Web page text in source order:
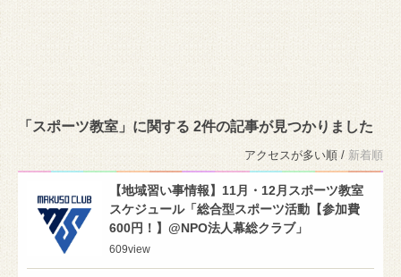
「スポーツ教室」に関する 2件の記事が見つかりました
アクセスが多い順 / 新着順
【地域習い事情報】11月・12月スポーツ教室
スケジュール「総合型スポーツ活動【参加費
600円！】@NPO法人幕総クラブ」
609view